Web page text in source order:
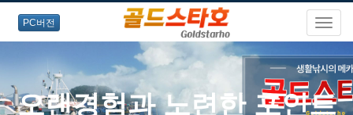
PC버전